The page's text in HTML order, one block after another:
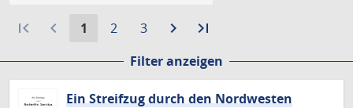
first_page navigate_before
Aktuelle
1
Gehe
Seite
2
Gehe
Seite
3 navigate_next
Zur
Seite
last_page
Seite
Filter anzeigen
Ein Streifzug durch den Nordwesten